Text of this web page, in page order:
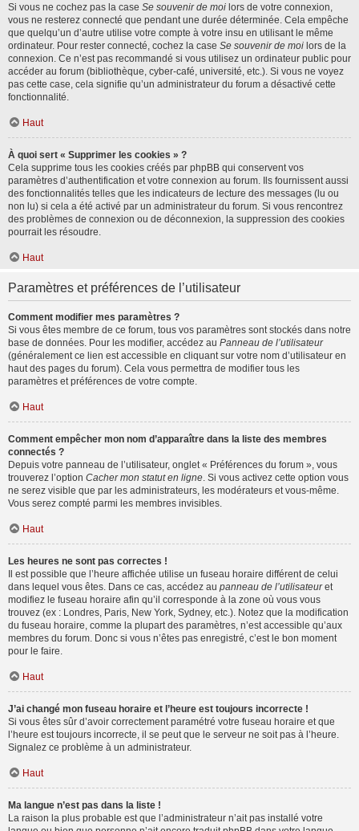
Si vous ne cochez pas la case Se souvenir de moi lors de votre connexion,
vous ne resterez connecté que pendant une durée déterminée. Cela empêche
que quelqu’un d’autre utilise votre compte à votre insu en utilisant le même
ordinateur. Pour rester connecté, cochez la case Se souvenir de moi lors de la
connexion. Ce n’est pas recommandé si vous utilisez un ordinateur public pour
accéder au forum (bibliothèque, cyber-café, université, etc.). Si vous ne voyez
pas cette case, cela signifie qu’un administrateur du forum a désactivé cette
fonctionnalité.
Haut
À quoi sert « Supprimer les cookies » ?
Cela supprime tous les cookies créés par phpBB qui conservent vos
paramètres d’authentification et votre connexion au forum. Ils fournissent aussi
des fonctionnalités telles que les indicateurs de lecture des messages (lu ou
non lu) si cela a été activé par un administrateur du forum. Si vous rencontrez
des problèmes de connexion ou de déconnexion, la suppression des cookies
pourrait les résoudre.
Haut
Paramètres et préférences de l’utilisateur
Comment modifier mes paramètres ?
Si vous êtes membre de ce forum, tous vos paramètres sont stockés dans notre
base de données. Pour les modifier, accédez au Panneau de l’utilisateur
(généralement ce lien est accessible en cliquant sur votre nom d’utilisateur en
haut des pages du forum). Cela vous permettra de modifier tous les
paramètres et préférences de votre compte.
Haut
Comment empêcher mon nom d’apparaître dans la liste des membres
connectés ?
Depuis votre panneau de l’utilisateur, onglet « Préférences du forum », vous
trouverez l’option Cacher mon statut en ligne. Si vous activez cette option vous
ne serez visible que par les administrateurs, les modérateurs et vous-même.
Vous serez compté parmi les membres invisibles.
Haut
Les heures ne sont pas correctes !
Il est possible que l’heure affichée utilise un fuseau horaire différent de celui
dans lequel vous êtes. Dans ce cas, accédez au panneau de l’utilisateuret
modifiez le fuseau horaire afin qu’il corresponde à la zone où vous vous
trouvez (ex : Londres, Paris, New York, Sydney, etc.). Notez que la modification
du fuseau horaire, comme la plupart des paramètres, n’est accessible qu’aux
membres du forum. Donc si vous n’êtes pas enregistré, c’est le bon moment
pour le faire.
Haut
J’ai changé mon fuseau horaire et l’heure est toujours incorrecte !
Si vous êtes sûr d’avoir correctement paramétré votre fuseau horaire et que
l’heure est toujours incorrecte, il se peut que le serveur ne soit pas à l’heure.
Signalez ce problème à un administrateur.
Haut
Ma langue n’est pas dans la liste !
La raison la plus probable est que l’administrateur n’ait pas installé votre